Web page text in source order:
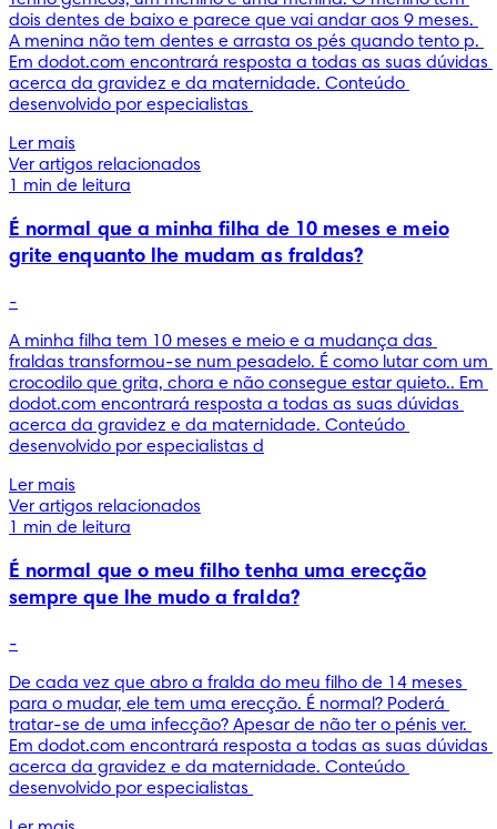
dois dentes de baixo e parece que vai andar aos 9 meses.
A menina não tem dentes e arrasta os pés quando tento p.
Em dodot.com encontrará resposta a todas as suas dúvidas
acerca da gravidez e da maternidade. Conteúdo
desenvolvido por especialistas
Ler mais
Ver artigos relacionados
1 min de leitura
É normal que a minha filha de 10 meses e meio
grite enquanto lhe mudam as fraldas?
-
A minha filha tem 10 meses e meio e a mudança das
fraldas transformou-se num pesadelo. É como lutar com um
crocodilo que grita, chora e não consegue estar quieto.. Em
dodot.com encontrará resposta a todas as suas dúvidas
acerca da gravidez e da maternidade. Conteúdo
desenvolvido por especialistas d
Ler mais
Ver artigos relacionados
1 min de leitura
É normal que o meu filho tenha uma erecção
sempre que lhe mudo a fralda?
-
De cada vez que abro a fralda do meu filho de 14 meses
para o mudar, ele tem uma erecção. É normal? Poderá
tratar-se de uma infecção? Apesar de não ter o pénis ver.
Em dodot.com encontrará resposta a todas as suas dúvidas
acerca da gravidez e da maternidade. Conteúdo
desenvolvido por especialistas